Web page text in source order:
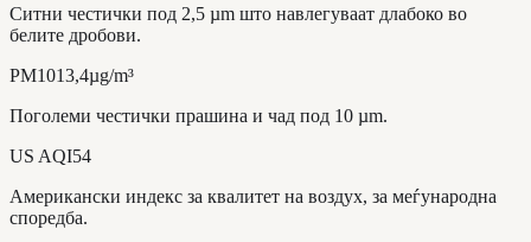
Ситни честички под 2,5 µm што навлегуваат длабоко во
белите дробови.
PM1013,4µg/m³
Поголеми честички прашина и чад под 10 µm.
US AQI54
Американски индекс за квалитет на воздух, за меѓународна
споредба.